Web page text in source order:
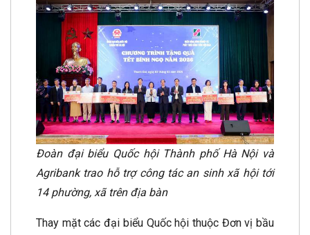
Đoàn đại biểu Quốc hội Thành phố Hà Nội và
Agribank trao hỗ trợ công tác an sinh xã hội tới
14 phường, xã trên địa bàn
Thay mặt các đại biểu Quốc hội thuộc Đơn vị bầu